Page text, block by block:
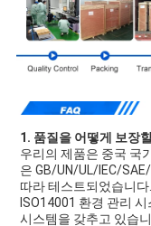
1. 품질을 어떻게 보장
우리의 제품은 중국 국
은 GB/UN/UL/IEC/
따라 테스트되었습니
ISO14001 환경 관리
시스템을 갖추고 있습